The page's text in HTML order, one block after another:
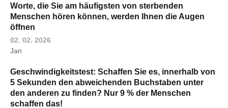
Worte, die Sie am häufigsten von sterbenden
Menschen hören können, werden Ihnen die Augen
öffnen
02. 02. 2026
Jan
Geschwindigkeitstest: Schaffen Sie es, innerhalb von
5 Sekunden den abweichenden Buchstaben unter
den anderen zu finden? Nur 9 % der Menschen
schaffen das!